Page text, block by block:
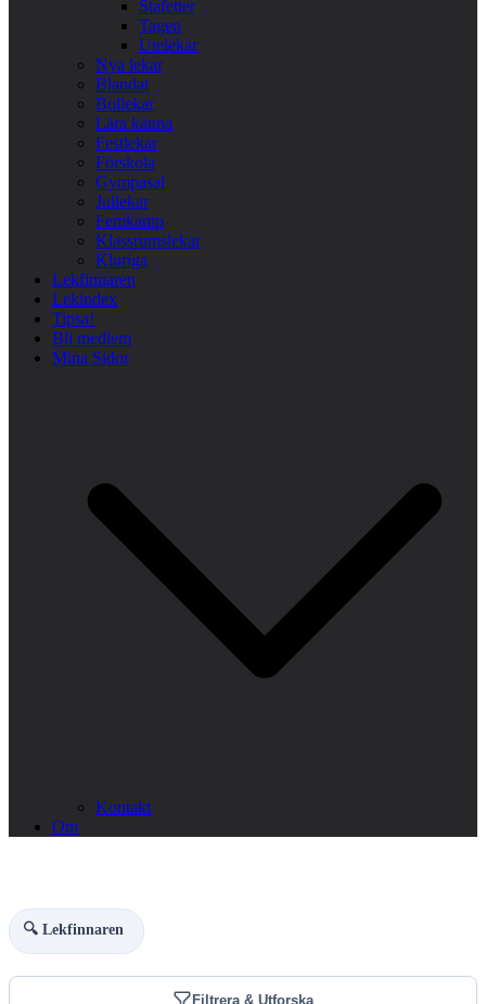
Stafetter
Tagen
Utelekar
Nya lekar
Blandat
Bollekar
Lära känna
Festlekar
Förskola
Gympasal
Jullekar
Femkamp
Klassrumslekar
Kluriga
Lekfinnaren
Lekindex
Tipsa!
Bli medlem
Mina Sidor
Kontakt
Om
🔍 Lekfinnaren
Filtrera & Utforska